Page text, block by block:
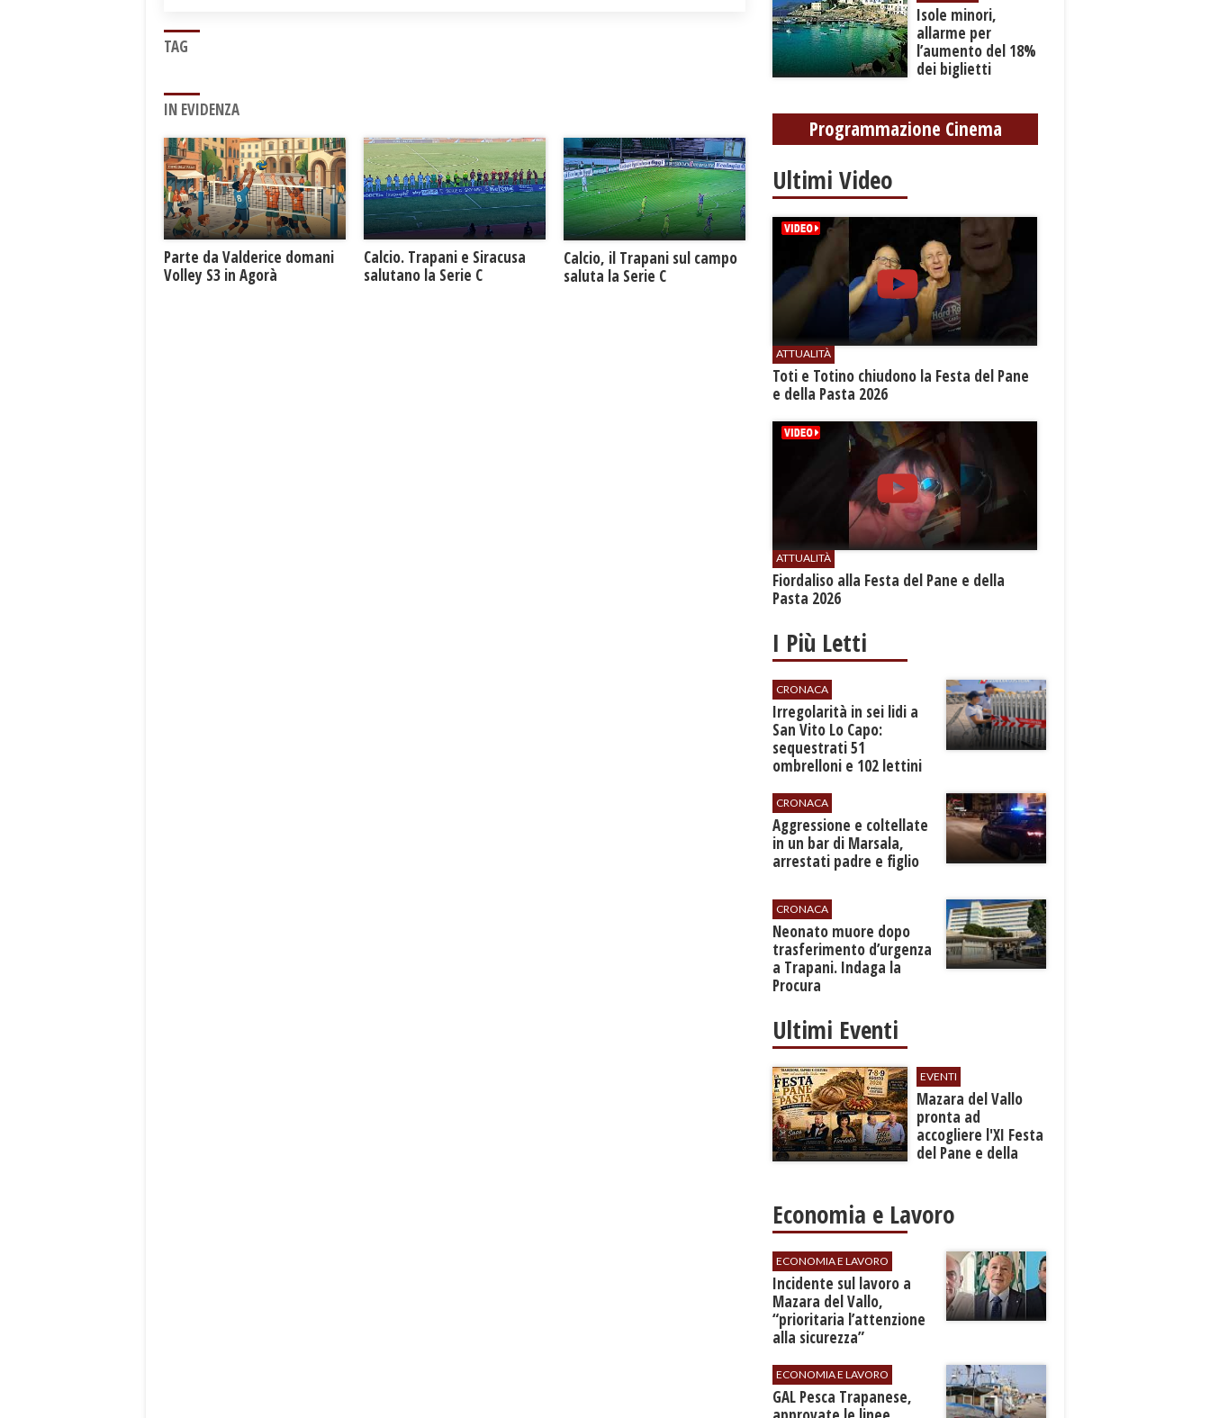
TAG
IN EVIDENZA
Parte da Valderice domani
Volley S3 in Agorà
Calcio. Trapani e Siracusa
salutano la Serie C
Calcio, il Trapani sul campo
saluta la Serie C
Isole minori,
allarme per
l’aumento del 18%
dei biglietti
Programmazione Cinema
Ultimi Video
ATTUALITÀ
Toti e Totino chiudono la Festa del Pane
e della Pasta 2026
ATTUALITÀ
Fiordaliso alla Festa del Pane e della
Pasta 2026
I Più Letti
CRONACA
Irregolarità in sei lidi a
San Vito Lo Capo:
sequestrati 51
ombrelloni e 102 lettini
CRONACA
​Aggressione e coltellate
in un bar di Marsala,
arrestati padre e figlio
CRONACA
​Neonato muore dopo
trasferimento d’urgenza
a Trapani. Indaga la
Procura
Ultimi Eventi
EVENTI
Mazara del Vallo
pronta ad
accogliere l'XI Festa
del Pane e della
Economia e Lavoro
ECONOMIA E LAVORO
​Incidente sul lavoro a
Mazara del Vallo,
“prioritaria l’attenzione
alla sicurezza”
ECONOMIA E LAVORO
GAL Pesca Trapanese,